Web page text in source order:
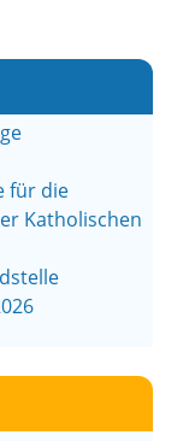
für die
Katholischen